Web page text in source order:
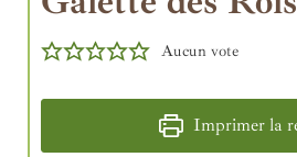
Aucun vote
Imprimer la